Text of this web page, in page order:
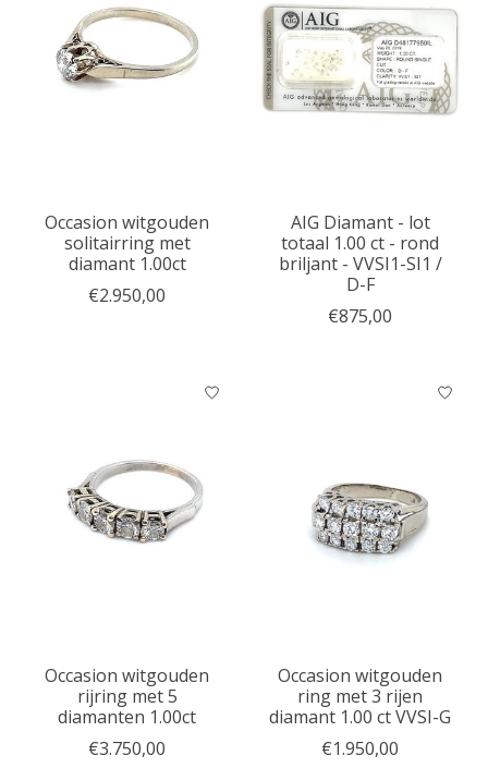
Occasion witgouden
solitairring met
diamant 1.00ct
€2.950,00
AIG Diamant - lot
totaal 1.00 ct - rond
briljant - VVSI1-SI1 /
D-F
€875,00
Occasion witgouden
rijring met 5
diamanten 1.00ct
€3.750,00
Occasion witgouden
ring met 3 rijen
diamant 1.00 ct VVSI-G
€1.950,00